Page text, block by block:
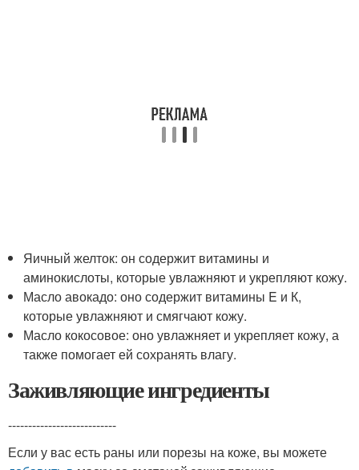
Яичный желток: он содержит витамины и
аминокислоты, которые увлажняют и укрепляют кожу.
Масло авокадо: оно содержит витамины E и К,
которые увлажняют и смягчают кожу.
Масло кокосовое: оно увлажняет и укрепляет кожу, а
также помогает ей сохранять влагу.
Заживляющие ингредиенты
---------------------------
Если у вас есть раны или порезы на коже, вы можете